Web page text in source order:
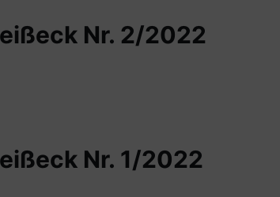
Nr. 2/2022
Nr. 1/2022